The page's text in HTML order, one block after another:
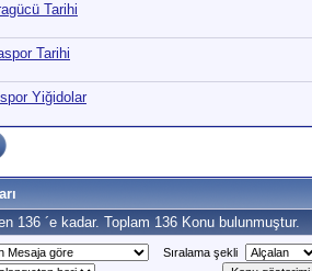
Tarihi
Tarihi
Yiğidolar
136 ´e kadar. Toplam 136 Konu bulunmuştur.
Sıralama şekli